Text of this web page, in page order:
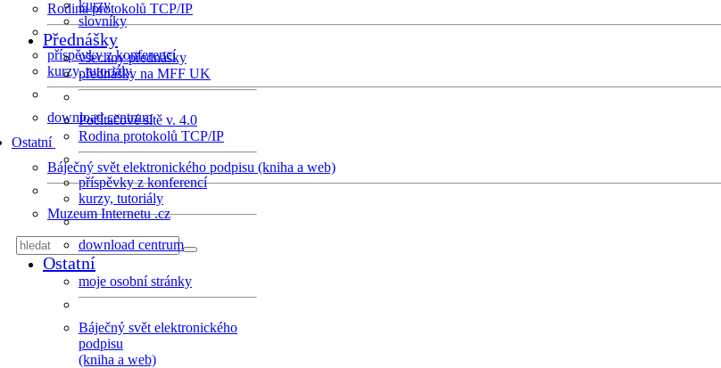
Rodina protokolů TCP/IP
příspěvky z konferencí
kurzy, tutoriály
download centrum
Ostatní
Báječný svět elektronického podpisu (kniha a web)
Muzeum Internetu .cz
kurzy
slovníky
Přednášky
všechny přednášky
přednášky na MFF UK
Počítačové sítě v. 4.0
Rodina protokolů TCP/IP
příspěvky z konferencí
kurzy, tutoriály
download centrum
Ostatní
moje osobní stránky
Báječný svět elektronického
podpisu
(kniha a web)